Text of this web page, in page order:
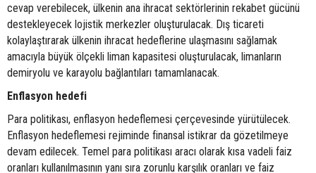
cevap verebilecek, ülkenin ana ihracat sektörlerinin rekabet gücünü
destekleyecek lojistik merkezler oluşturulacak. Dış ticareti
kolaylaştırarak ülkenin ihracat hedeflerine ulaşmasını sağlamak
amacıyla büyük ölçekli liman kapasitesi oluşturulacak, limanların
demiryolu ve karayolu bağlantıları tamamlanacak.
Enflasyon hedefi
Para politikası, enflasyon hedeflemesi çerçevesinde yürütülecek.
Enflasyon hedeflemesi rejiminde finansal istikrar da gözetilmeye
devam edilecek. Temel para politikası aracı olarak kısa vadeli faiz
oranları kullanılmasının yanı sıra zorunlu karşılık oranları ve faiz